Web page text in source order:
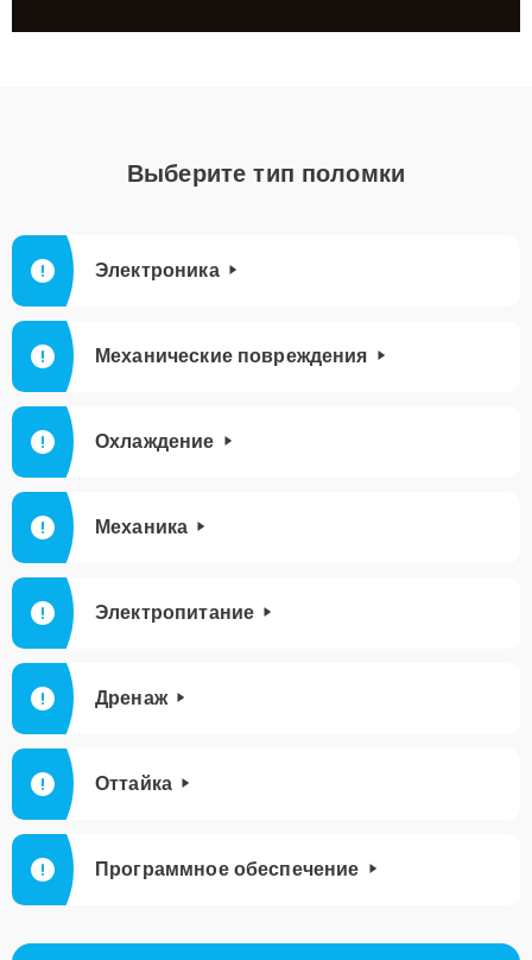
Выберите тип поломки
Электроника
Механические повреждения
Охлаждение
Механика
Электропитание
Дренаж
Оттайка
Программное обеспечение